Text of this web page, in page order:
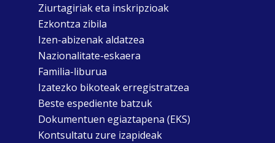
Ziurtagiriak eta inskripzioak
Ezkontza zibila
Izen-abizenak aldatzea
Nazionalitate-eskaera
Familia-liburua
Izatezko bikoteak erregistratzea
Beste espediente batzuk
Dokumentuen egiaztapena (EKS)
Kontsultatu zure izapideak